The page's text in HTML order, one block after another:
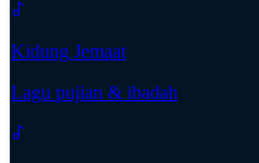
Kidung Jemaat
Lagu pujian & ibadah